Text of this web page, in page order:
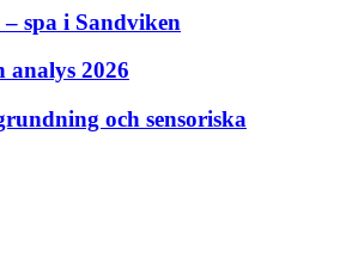
spa i Sandviken
analys 2026
och sensoriska